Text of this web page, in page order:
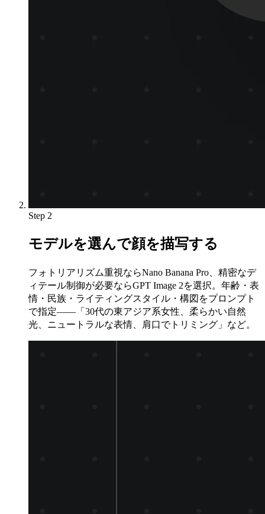
Step 2
モデルを選んで顔を描写する
フォトリアリズム重視ならNano Banana Pro、精密なデ
ィテール制御が必要ならGPT Image 2を選択。年齢・表
情・民族・ライティングスタイル・構図をプロンプト
で指定——「30代の東アジア系女性、柔らかい自然
光、ニュートラルな表情、肩口でトリミング」など。